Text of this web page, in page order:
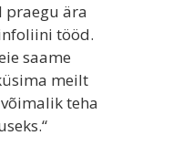
praegu ära
tööd.
saame
meilt
teha